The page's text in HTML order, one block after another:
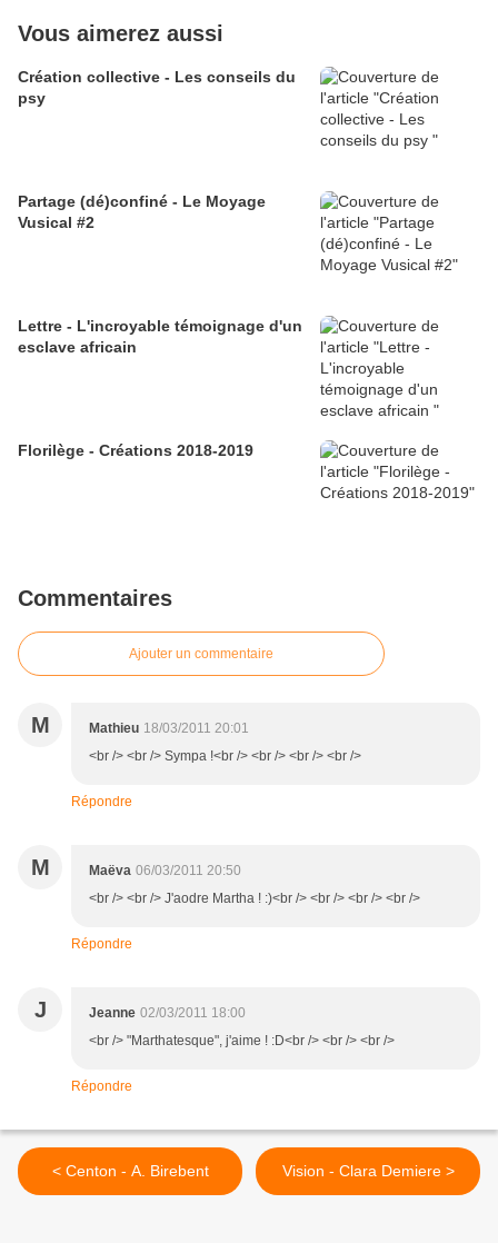
Vous aimerez aussi
Création collective - Les conseils du
psy
Partage (dé)confiné - Le Moyage
Vusical #2
Lettre - L'incroyable témoignage d'un
esclave africain
Florilège - Créations 2018-2019
Commentaires
Ajouter un commentaire
M Mathieu 18/03/2011 20:01
<br /> <br /> Sympa !<br /> <br /> <br /> <br />
Répondre
M Maëva 06/03/2011 20:50
<br /> <br /> J'aodre Martha ! :)<br /> <br /> <br /> <br />
Répondre
J Jeanne 02/03/2011 18:00
<br /> "Marthatesque", j'aime ! :D<br /> <br /> <br />
Répondre
< Centon - A. Birebent Vision - Clara Demiere >